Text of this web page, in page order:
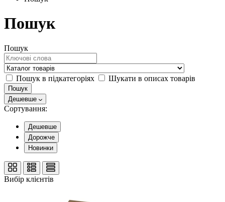
Пошук
Пошук
Пошук в підкатегоріях Шукати в описах товарів
Дешевше
Сортування:
Дешевше
Дорожче
Новинки
Вибір клієнтів